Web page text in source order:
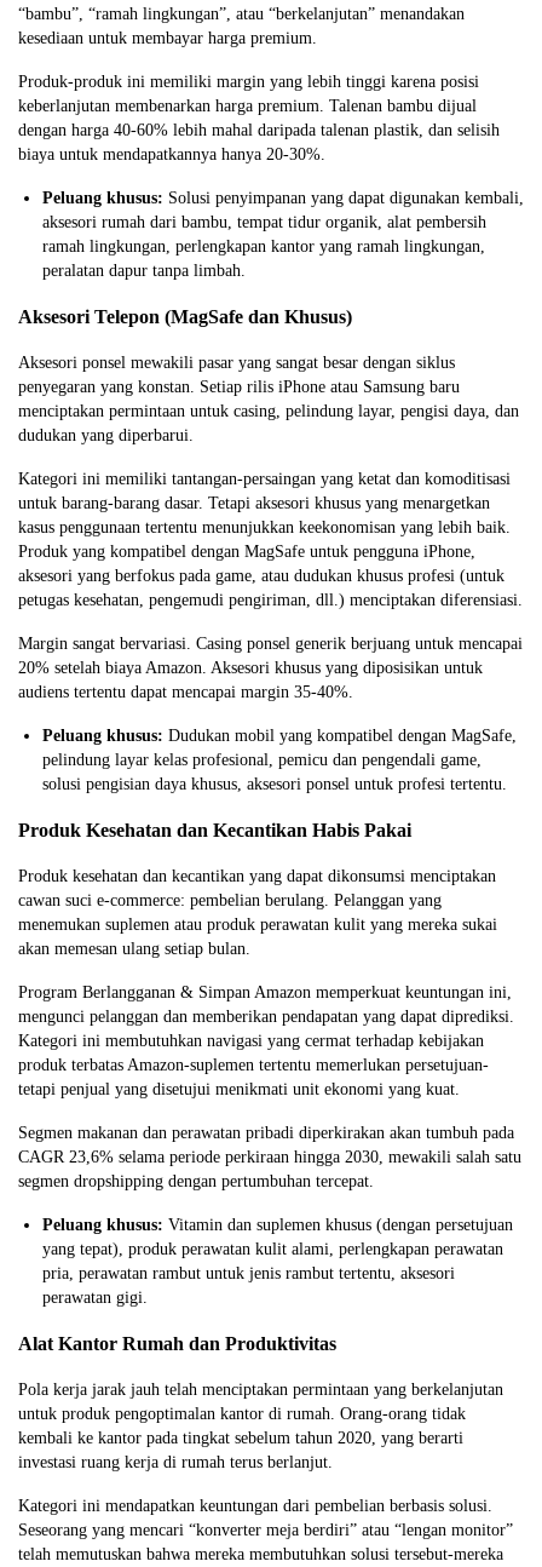
“bambu”, “ramah lingkungan”, atau “berkelanjutan” menandakan
kesediaan untuk membayar harga premium.
Produk-produk ini memiliki margin yang lebih tinggi karena posisi
keberlanjutan membenarkan harga premium. Talenan bambu dijual
dengan harga 40-60% lebih mahal daripada talenan plastik, dan selisih
biaya untuk mendapatkannya hanya 20-30%.
Peluang khusus: Solusi penyimpanan yang dapat digunakan kembali,
aksesori rumah dari bambu, tempat tidur organik, alat pembersih
ramah lingkungan, perlengkapan kantor yang ramah lingkungan,
peralatan dapur tanpa limbah.
Aksesori Telepon (MagSafe dan Khusus)
Aksesori ponsel mewakili pasar yang sangat besar dengan siklus
penyegaran yang konstan. Setiap rilis iPhone atau Samsung baru
menciptakan permintaan untuk casing, pelindung layar, pengisi daya, dan
dudukan yang diperbarui.
Kategori ini memiliki tantangan-persaingan yang ketat dan komoditisasi
untuk barang-barang dasar. Tetapi aksesori khusus yang menargetkan
kasus penggunaan tertentu menunjukkan keekonomisan yang lebih baik.
Produk yang kompatibel dengan MagSafe untuk pengguna iPhone,
aksesori yang berfokus pada game, atau dudukan khusus profesi (untuk
petugas kesehatan, pengemudi pengiriman, dll.) menciptakan diferensiasi.
Margin sangat bervariasi. Casing ponsel generik berjuang untuk mencapai
20% setelah biaya Amazon. Aksesori khusus yang diposisikan untuk
audiens tertentu dapat mencapai margin 35-40%.
Peluang khusus: Dudukan mobil yang kompatibel dengan MagSafe,
pelindung layar kelas profesional, pemicu dan pengendali game,
solusi pengisian daya khusus, aksesori ponsel untuk profesi tertentu.
Produk Kesehatan dan Kecantikan Habis Pakai
Produk kesehatan dan kecantikan yang dapat dikonsumsi menciptakan
cawan suci e-commerce: pembelian berulang. Pelanggan yang
menemukan suplemen atau produk perawatan kulit yang mereka sukai
akan memesan ulang setiap bulan.
Program Berlangganan & Simpan Amazon memperkuat keuntungan ini,
mengunci pelanggan dan memberikan pendapatan yang dapat diprediksi.
Kategori ini membutuhkan navigasi yang cermat terhadap kebijakan
produk terbatas Amazon-suplemen tertentu memerlukan persetujuan-
tetapi penjual yang disetujui menikmati unit ekonomi yang kuat.
Segmen makanan dan perawatan pribadi diperkirakan akan tumbuh pada
CAGR 23,6% selama periode perkiraan hingga 2030, mewakili salah satu
segmen dropshipping dengan pertumbuhan tercepat.
Peluang khusus: Vitamin dan suplemen khusus (dengan persetujuan
yang tepat), produk perawatan kulit alami, perlengkapan perawatan
pria, perawatan rambut untuk jenis rambut tertentu, aksesori
perawatan gigi.
Alat Kantor Rumah dan Produktivitas
Pola kerja jarak jauh telah menciptakan permintaan yang berkelanjutan
untuk produk pengoptimalan kantor di rumah. Orang-orang tidak
kembali ke kantor pada tingkat sebelum tahun 2020, yang berarti
investasi ruang kerja di rumah terus berlanjut.
Kategori ini mendapatkan keuntungan dari pembelian berbasis solusi.
Seseorang yang mencari “konverter meja berdiri” atau “lengan monitor”
telah memutuskan bahwa mereka membutuhkan solusi tersebut-mereka